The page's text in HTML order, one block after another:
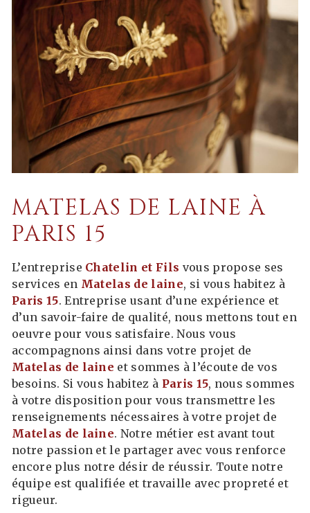
MATELAS DE LAINE À
PARIS 15
L’entreprise Chatelin et Fils vous propose ses
services en Matelas de laine, si vous habitez à
Paris 15. Entreprise usant d’une expérience et
d’un savoir-faire de qualité, nous mettons tout en
oeuvre pour vous satisfaire. Nous vous
accompagnons ainsi dans votre projet de
Matelas de laine et sommes à l’écoute de vos
besoins. Si vous habitez à Paris 15, nous sommes
à votre disposition pour vous transmettre les
renseignements nécessaires à votre projet de
Matelas de laine. Notre métier est avant tout
notre passion et le partager avec vous renforce
encore plus notre désir de réussir. Toute notre
équipe est qualifiée et travaille avec propreté et
rigueur.